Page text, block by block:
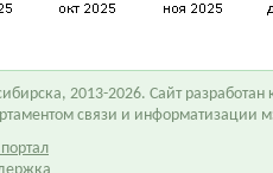
2013-2026. Сайт разработан
связи и информатизации